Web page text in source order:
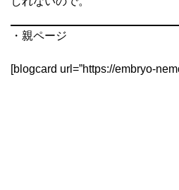
・親ページ
[blogcard url=”https://embryo-